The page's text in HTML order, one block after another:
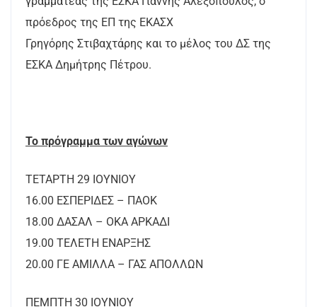
πρόεδρος της ΕΠ της ΕΚΑΣΧ
Γρηγόρης Στιβαχτάρης και το μέλος του ΔΣ της
ΕΣΚΑ Δημήτρης Πέτρου.
Το πρόγραμμα των αγώνων
ΤΕΤΑΡΤΗ 29 ΙΟΥΝΙΟΥ
16.00 ΕΣΠΕΡΙΔΕΣ – ΠΑΟΚ
18.00 ΔΑΣΑΛ – ΟΚΑ ΑΡΚΑΔΙ
19.00 ΤΕΛΕΤΗ ΕΝΑΡΞΗΣ
20.00 ΓΕ ΑΜΙΛΛΑ – ΓΑΣ ΑΠΟΛΛΩΝ
ΠΕΜΠΤΗ 30 ΙΟΥΝΙΟΥ